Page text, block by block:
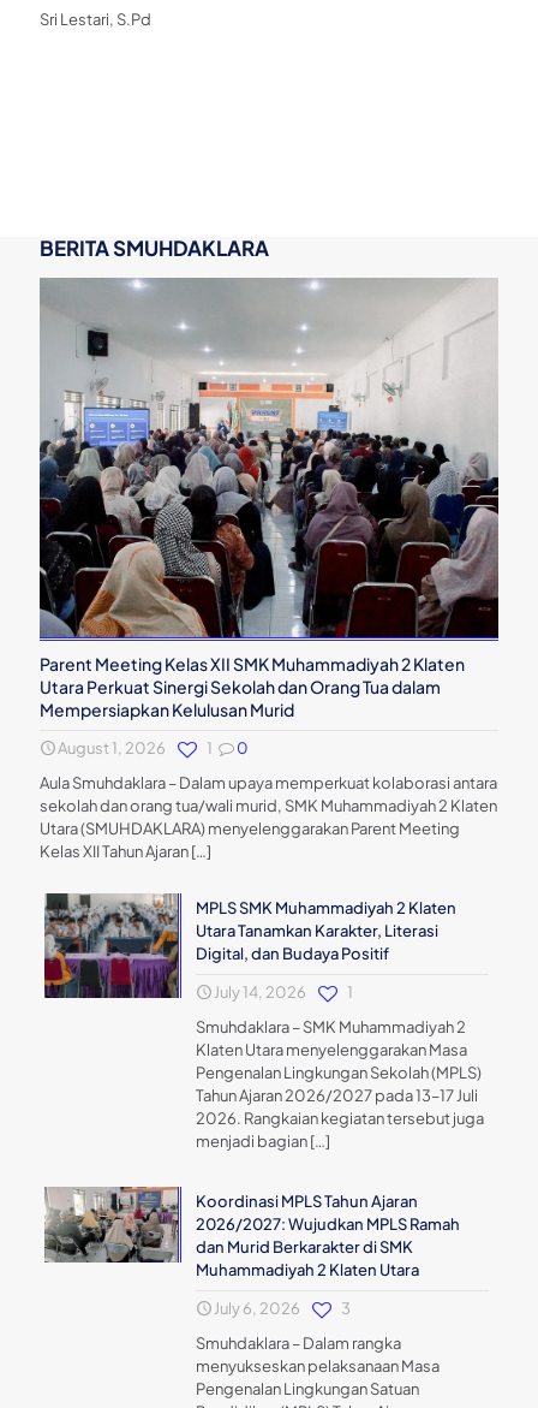
Sri Lestari, S.Pd
BERITA SMUHDAKLARA
Parent Meeting Kelas XII SMK Muhammadiyah 2 Klaten
Utara Perkuat Sinergi Sekolah dan Orang Tua dalam
Mempersiapkan Kelulusan Murid
August 1, 2026 0
1
Aula Smuhdaklara – Dalam upaya memperkuat kolaborasi antara
sekolah dan orang tua/wali murid, SMK Muhammadiyah 2 Klaten
Utara (SMUHDAKLARA) menyelenggarakan Parent Meeting
Kelas XII Tahun Ajaran[…]
MPLS SMK Muhammadiyah 2 Klaten
Utara Tanamkan Karakter, Literasi
Digital, dan Budaya Positif
July 14, 2026
1
Smuhdaklara – SMK Muhammadiyah 2
Klaten Utara menyelenggarakan Masa
Pengenalan Lingkungan Sekolah (MPLS)
Tahun Ajaran 2026/2027 pada 13–17 Juli
2026. Rangkaian kegiatan tersebut juga
menjadi bagian[…]
Koordinasi MPLS Tahun Ajaran
2026/2027: Wujudkan MPLS Ramah
dan Murid Berkarakter di SMK
Muhammadiyah 2 Klaten Utara
July 6, 2026
3
Smuhdaklara – Dalam rangka
menyukseskan pelaksanaan Masa
Pengenalan Lingkungan Satuan